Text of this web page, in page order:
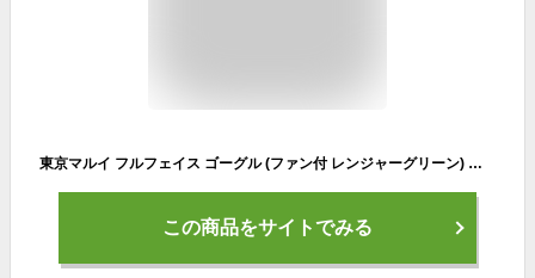
東京マルイ フルフェイス ゴーグル (ファン付 レンジャーグリーン) サバゲー 装備 /装備 サバゲー
この商品をサイトでみる